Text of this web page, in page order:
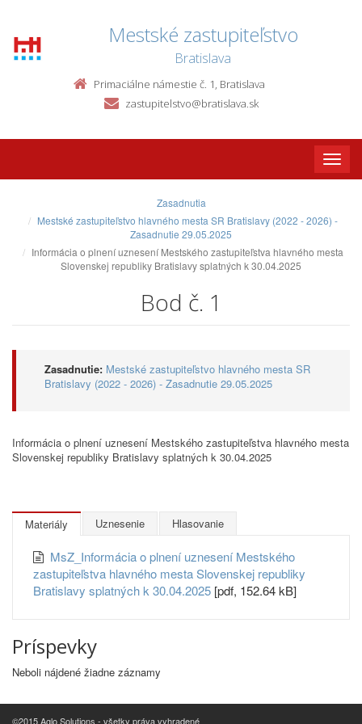
Mestské zastupiteľstvo
Bratislava
Primaciálne námestie č. 1, Bratislava
zastupitelstvo@bratislava.sk
Toggle
Zasadnutia
Mestské zastupiteľstvo hlavného mesta SR Bratislavy (2022 - 2026) -
Zasadnutie 29.05.2025
Informácia o plnení uznesení Mestského zastupiteľstva hlavného mesta
Slovenskej republiky Bratislavy splatných k 30.04.2025
Bod č. 1
Zasadnutie: Mestské zastupiteľstvo hlavného mesta SR
Bratislavy (2022 - 2026) - Zasadnutie 29.05.2025
Informácia o plnení uznesení Mestského zastupiteľstva hlavného mesta
Slovenskej republiky Bratislavy splatných k 30.04.2025
Materiály Uznesenie Hlasovanie
MsZ_Informácia o plnení uznesení Mestského
zastupiteľstva hlavného mesta Slovenskej republiky
Bratislavy splatných k 30.04.2025 [pdf, 152.64 kB]
Príspevky
Neboli nájdené žiadne záznamy
©2015 Aglo Solutions - všetky práva vyhradené